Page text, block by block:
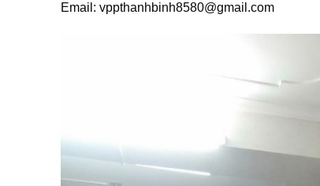
Email: vppthanhbinh8580@gmail.com